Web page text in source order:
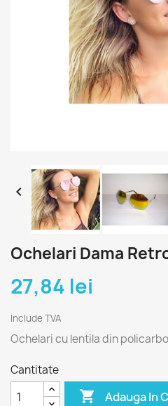

Ochelari Dama
27,84 lei
Include TVA
Ochelari cu lentila din
Cantitate
 Adauga In